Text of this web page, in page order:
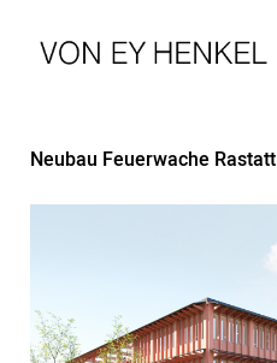
Neubau Feuerwache Rastatt